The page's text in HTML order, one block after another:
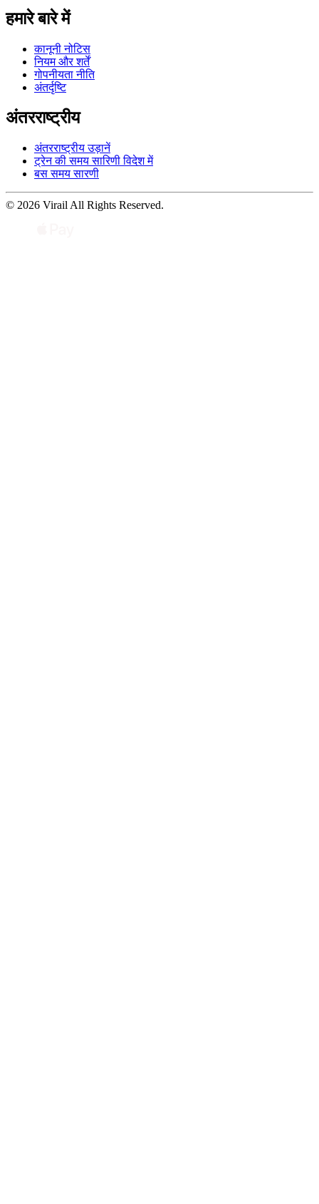
हमारे बारे में
कानूनी नोटिस
नियम और शर्तें
गोपनीयता नीति
अंतर्दृष्टि
अंतरराष्ट्रीय
अंतरराष्ट्रीय उड़ानें
ट्रेन की समय सारिणी विदेश में
बस समय सारणी
© 2026 Virail All Rights Reserved.